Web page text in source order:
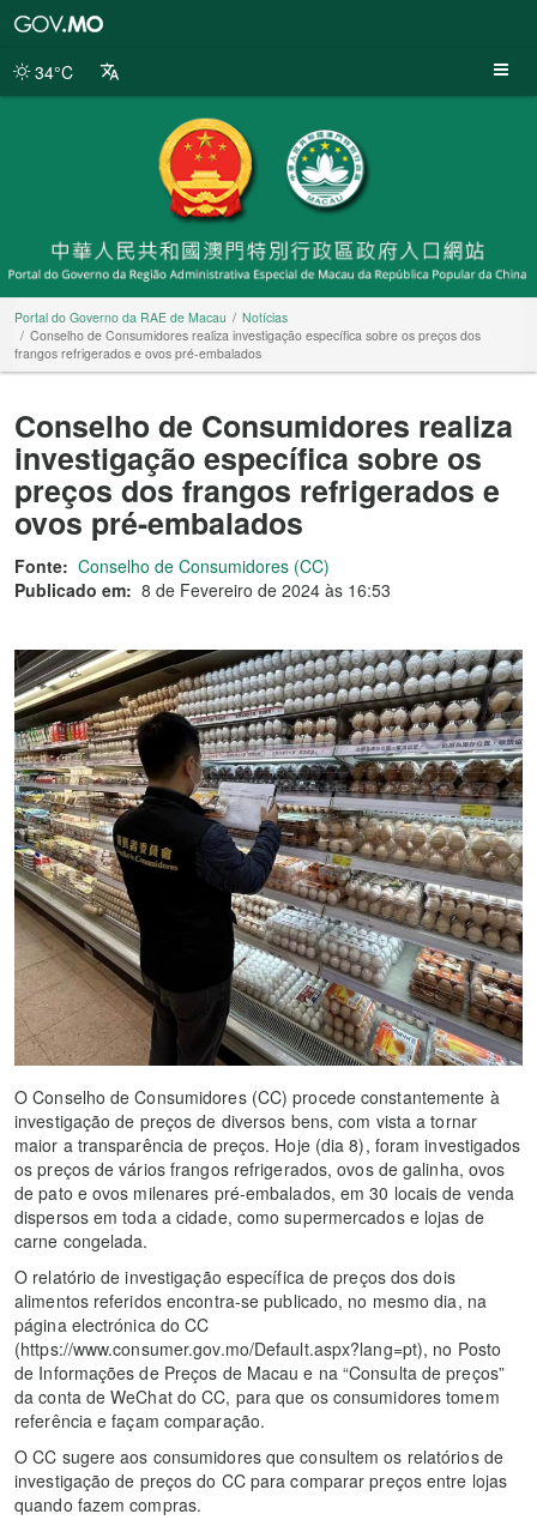
da
34°C
Portal do Governo da RAE de Macau
Notícias
Conselho de Consumidores realiza investigação específica sobre os preços dos
frangos refrigerados e ovos pré-embalados
Conselho de Consumidores realiza
investigação específica sobre os
preços dos frangos refrigerados e
ovos pré-embalados
Fonte: Conselho de Consumidores (CC)
Publicado em: 8 de Fevereiro de 2024 às 16:53
O Conselho de Consumidores (CC) procede constantemente à
investigação de preços de diversos bens, com vista a tornar
maior a transparência de preços. Hoje (dia 8), foram investigados
os preços de vários frangos refrigerados, ovos de galinha, ovos
de pato e ovos milenares pré-embalados, em 30 locais de venda
dispersos em toda a cidade, como supermercados e lojas de
carne congelada.
O relatório de investigação específica de preços dos dois
alimentos referidos encontra-se publicado, no mesmo dia, na
página electrónica do CC
(https://www.consumer.gov.mo/Default.aspx?lang=pt), no Posto
de Informações de Preços de Macau e na “Consulta de preços”
da conta de WeChat do CC, para que os consumidores tomem
referência e façam comparação.
O CC sugere aos consumidores que consultem os relatórios de
investigação de preços do CC para comparar preços entre lojas
quando fazem compras.